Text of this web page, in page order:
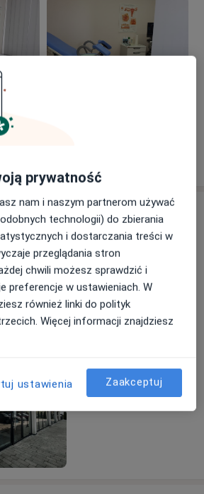
diagnostykę.
znaczenie orientacyjne. Faktyczny
jest od ilości pacjentek i
zgłaszają .
zakresie badania i leczenia z
położnictwa zgodnie z
Towarzystwa Ginekologicznego
/London/.
klinicznym, najnowszej generacji ALPINION X CUBE 90.
przed Centrum Medycznym,
Centrum Medycznego w
prywatność
nam i naszym partnerom używać
technologii) do zbierania
i dostarczania treści w
przeglądania stron
chwili możesz sprawdzić i
preferencje w ustawieniach. W
również linki do polityk
Więcej informacji znajdziesz
ustawienia Zaakceptuj